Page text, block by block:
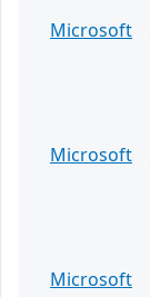
Microsoft
Microsoft
Microsoft